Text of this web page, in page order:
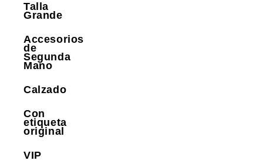
Talla
Grande
Accesorios
de
Segunda
Mano
Calzado
Con
etiqueta
original
VIP